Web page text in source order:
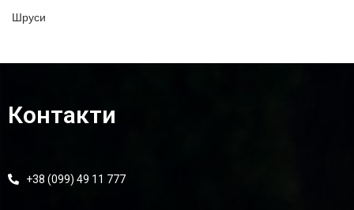
Шруси
Контакти
+38 (099) 49 11 777